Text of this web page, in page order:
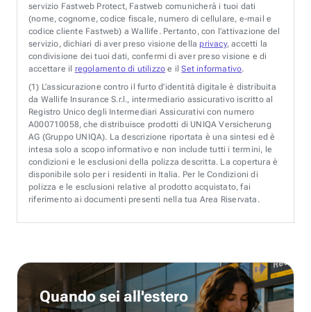
servizio Fastweb Protect, Fastweb comunicherà i tuoi dati
(nome, cognome, codice fiscale, numero di cellulare, e-mail e
codice cliente Fastweb) a Wallife. Pertanto, con l’attivazione del
servizio, dichiari di aver preso visione della privacy, accetti la
condivisione dei tuoi dati, confermi di aver preso visione e di
accettare il regolamento di utilizzo e ilSet informativo.
(1) L’assicurazione contro il furto d’identità digitale è distribuita
da Wallife Insurance S.r.l., intermediario assicurativo iscritto al
Registro Unico degli Intermediari Assicurativi con numero
A000710058, che distribuisce prodotti di UNIQA Versicherung
AG (Gruppo UNIQA). La descrizione riportata è una sintesi ed è
intesa solo a scopo informativo e non include tutti i termini, le
condizioni e le esclusioni della polizza descritta. La copertura è
disponibile solo per i residenti in Italia. Per le Condizioni di
polizza e le esclusioni relative al prodotto acquistato, fai
riferimento ai documenti presenti nella tua Area Riservata.
Quando sei all'estero